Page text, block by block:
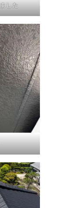
した